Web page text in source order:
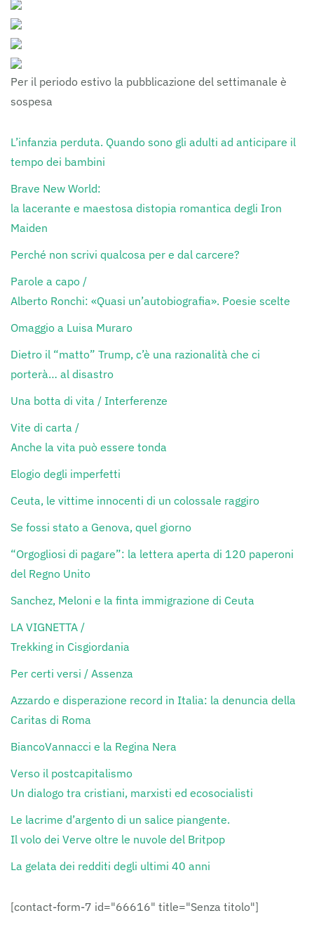
Per il periodo estivo la pubblicazione del settimanale è
sospesa
L’infanzia perduta. Quando sono gli adulti ad anticipare il
tempo dei bambini
Brave New World:
la lacerante e maestosa distopia romantica degli Iron
Maiden
Perché non scrivi qualcosa per e dal carcere?
Parole a capo /
Alberto Ronchi: «Quasi un’autobiografia». Poesie scelte
Omaggio a Luisa Muraro
Dietro il “matto” Trump, c’è una razionalità che ci
porterà… al disastro
Una botta di vita / Interferenze
Vite di carta /
Anche la vita può essere tonda
Elogio degli imperfetti
Ceuta, le vittime innocenti di un colossale raggiro
Se fossi stato a Genova, quel giorno
“Orgogliosi di pagare”: la lettera aperta di 120 paperoni
del Regno Unito
Sanchez, Meloni e la finta immigrazione di Ceuta
LA VIGNETTA /
Trekking in Cisgiordania
Per certi versi / Assenza
Azzardo e disperazione record in Italia: la denuncia della
Caritas di Roma
BiancoVannacci e la Regina Nera
Verso il postcapitalismo
Un dialogo tra cristiani, marxisti ed ecosocialisti
Le lacrime d’argento di un salice piangente.
Il volo dei Verve oltre le nuvole del Britpop
La gelata dei redditi degli ultimi 40 anni
[contact-form-7 id="66616" title="Senza titolo"]